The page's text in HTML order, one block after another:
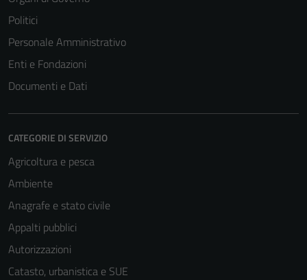
Politici
Personale Amministrativo
Enti e Fondazioni
Documenti e Dati
CATEGORIE DI SERVIZIO
Agricoltura e pesca
Ambiente
Anagrafe e stato civile
Appalti pubblici
Autorizzazioni
Catasto, urbanistica e SUE